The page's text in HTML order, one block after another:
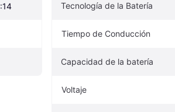
Tecnología de la Batería
Tiempo de Conducción
Capacidad de la batería
Voltaje